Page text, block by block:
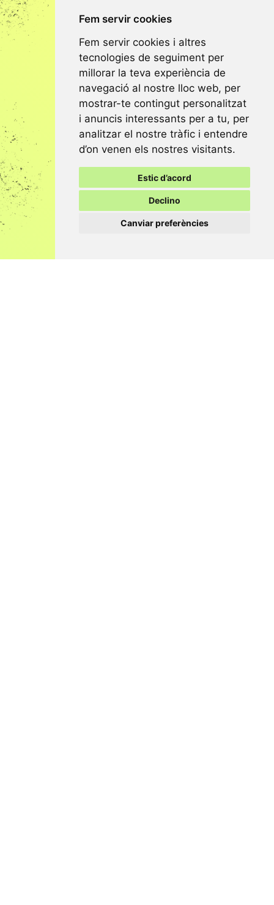
Fem servir cookies
Fem servir cookies i altres
tecnologies de seguiment per
millorar la teva experiència de
navegació al nostre lloc web, per
mostrar-te contingut personalitzat
i anuncis interessants per a tu, per
analitzar el nostre tràfic i entendre
d’on venen els nostres visitants.
Estic d’acord
Declino
Canviar preferències